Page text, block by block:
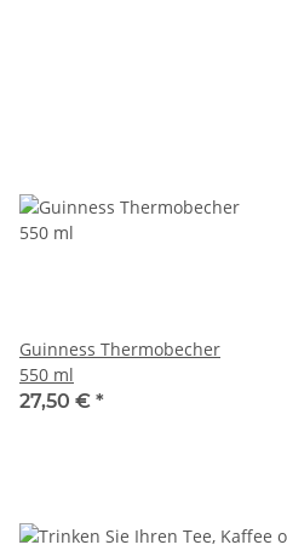
Guinness Thermobecher
550 ml
27,50 € *